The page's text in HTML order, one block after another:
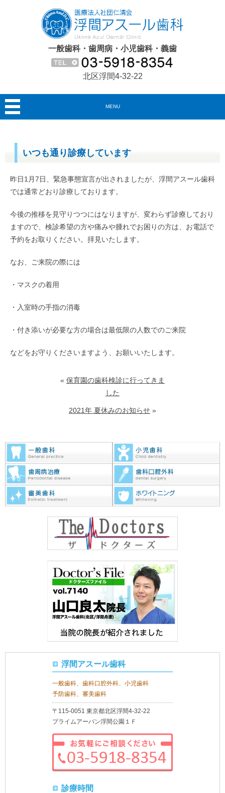
一般歯科・歯周病・小児歯科・義歯
北区浮間4-32-22
MENU
いつも通り診療しています
昨日1月7日、緊急事態宣言が出されましたが、浮間アスール歯科
では通常どおり診療しております。
今後の推移を見守りつつにはなりますが、変わらず診療しており
ますので、検診希望の方や痛みや腫れでお困りの方は、お電話で
予約をお取りください。拝見いたします。
なお、ご来院の際には
・マスクの着用
・入室時の手指の消毒
・付き添いが必要な方の場合は最低限の人数でのご来院
などをお守りくださいますよう、お願いいたします。
« 保育園の歯科検診に行ってきま
した
2021年 夏休みのお知らせ »
浮間アスール歯科
一般歯科、歯科口腔外科、小児歯科
予防歯科、審美歯科
〒115-0051 東京都北区浮間4-32-22
プライムアーバン浮間公園１Ｆ
診療時間